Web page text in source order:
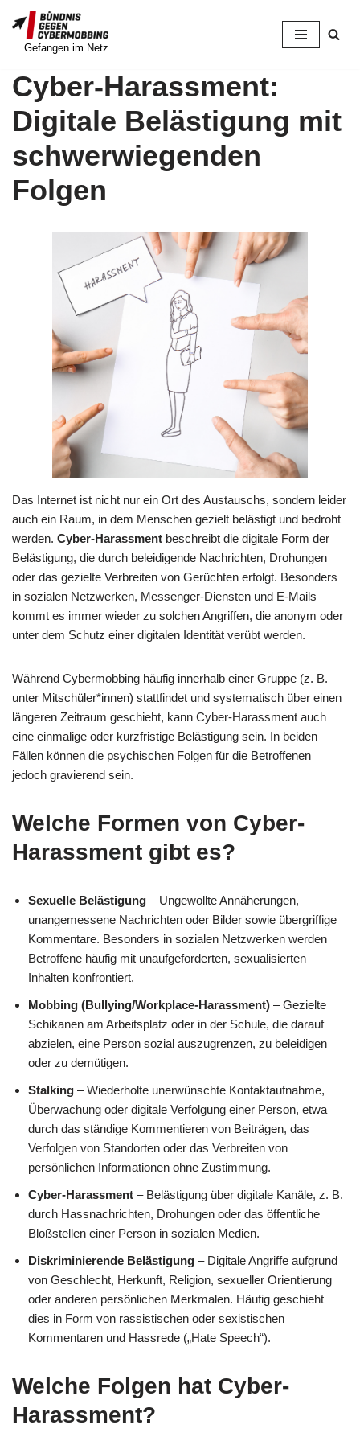
Zum
springen
Gefangen im Netz
Cyber-Harassment:
Digitale Belästigung mit
schwerwiegenden
Folgen
Das Internet ist nicht nur ein Ort des Austauschs, sondern leider
auch ein Raum, in dem Menschen gezielt belästigt und bedroht
werden. Cyber-Harassment beschreibt die digitale Form der
Belästigung, die durch beleidigende Nachrichten, Drohungen
oder das gezielte Verbreiten von Gerüchten erfolgt. Besonders
in sozialen Netzwerken, Messenger-Diensten und E-Mails
kommt es immer wieder zu solchen Angriffen, die anonym oder
unter dem Schutz einer digitalen Identität verübt werden.
Während Cybermobbing häufig innerhalb einer Gruppe (z. B.
unter Mitschüler*innen) stattfindet und systematisch über einen
längeren Zeitraum geschieht, kann Cyber-Harassment auch
eine einmalige oder kurzfristige Belästigung sein. In beiden
Fällen können die psychischen Folgen für die Betroffenen
jedoch gravierend sein.
Welche Formen von Cyber-
Harassment gibt es?
Sexuelle Belästigung – Ungewollte Annäherungen,
unangemessene Nachrichten oder Bilder sowie übergriffige
Kommentare. Besonders in sozialen Netzwerken werden
Betroffene häufig mit unaufgeforderten, sexualisierten
Inhalten konfrontiert.
Mobbing (Bullying/Workplace-Harassment) – Gezielte
Schikanen am Arbeitsplatz oder in der Schule, die darauf
abzielen, eine Person sozial auszugrenzen, zu beleidigen
oder zu demütigen.
Stalking – Wiederholte unerwünschte Kontaktaufnahme,
Überwachung oder digitale Verfolgung einer Person, etwa
durch das ständige Kommentieren von Beiträgen, das
Verfolgen von Standorten oder das Verbreiten von
persönlichen Informationen ohne Zustimmung.
Cyber-Harassment – Belästigung über digitale Kanäle, z. B.
durch Hassnachrichten, Drohungen oder das öffentliche
Bloßstellen einer Person in sozialen Medien.
Diskriminierende Belästigung – Digitale Angriffe aufgrund
von Geschlecht, Herkunft, Religion, sexueller Orientierung
oder anderen persönlichen Merkmalen. Häufig geschieht
dies in Form von rassistischen oder sexistischen
Kommentaren und Hassrede („Hate Speech“).
Welche Folgen hat Cyber-
Harassment?